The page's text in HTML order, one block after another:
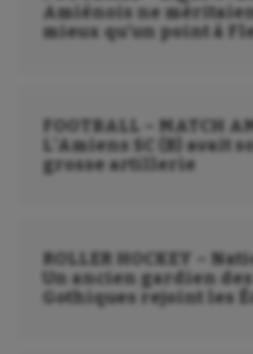
Outdoor
Parkour
Patinage
Amiénois ne
mieux qu’un point à
FOOTBALL – MATCH
L’Amiens SC (B) avait
grosse artillerie
ROLLER HOCKEY –
Un ancien gardien des
Gothiques rejoint les